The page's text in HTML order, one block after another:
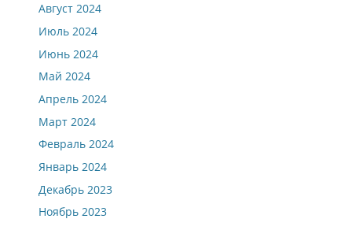
Август 2024
Июль 2024
Июнь 2024
Май 2024
Апрель 2024
Март 2024
Февраль 2024
Январь 2024
Декабрь 2023
Ноябрь 2023